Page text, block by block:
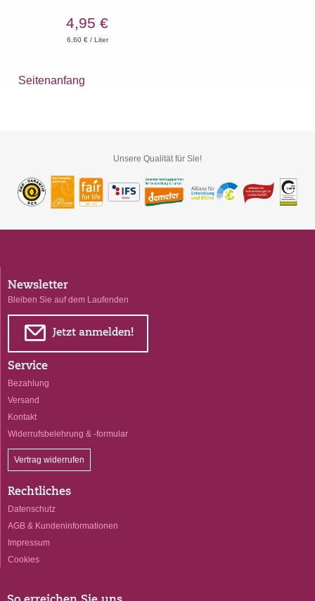
4,95 €
6,60€ / Liter
Seitenanfang
Unsere Qualität für Sie!
Newsletter
Bleiben Sie auf dem Laufenden
E Jetzt anmelden!
Service
Bezahlung
Versand
Kontakt
Widerrufsbelehrung & -formular
Vertrag widerrufen
Rechtliches
Datenschutz
AGB & Kundeninformationen
Impressum
Cookies